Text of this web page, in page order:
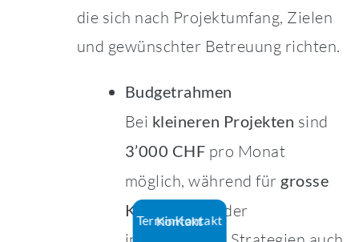
die sich nach Projektumfang, Zielen
und gewünschter Betreuung richten.
Budgetrahmen
Bei kleineren Projekten sind
3’000 CHF pro Monat
möglich, während fürgrosse
Kampagnen
oder
Kontakt
TerminKontakt